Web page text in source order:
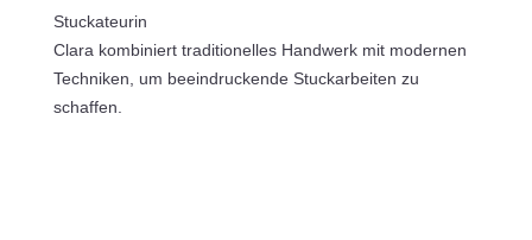
Stuckateurin
Clara kombiniert traditionelles Handwerk mit modernen
Techniken, um beeindruckende Stuckarbeiten zu
schaffen.